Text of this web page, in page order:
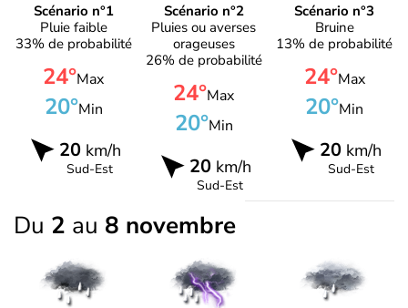
Scénario n°1
Pluie faible
33% de probabilité
24°Max
20°Min
20km/h
Sud-Est
Scénario n°2
Pluies ou averses
orageuses
26% de probabilité
24°Max
20°Min
20km/h
Sud-Est
Scénario n°3
Bruine
13% de probabilité
24°Max
20°Min
20 km/h
Sud-Est
Du 2 au 8 novembre